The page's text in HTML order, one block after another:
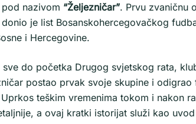
nazivom “Željezničar”. Prvu zvaničnu
je list Bosanskohercegovačkog
i Hercegovine.
do početka Drugog svjetskog rata,
postao prvak svoje skupine i odigrao
teškim vremenima tokom i nakon
a ovaj kratki istorijat služi kao